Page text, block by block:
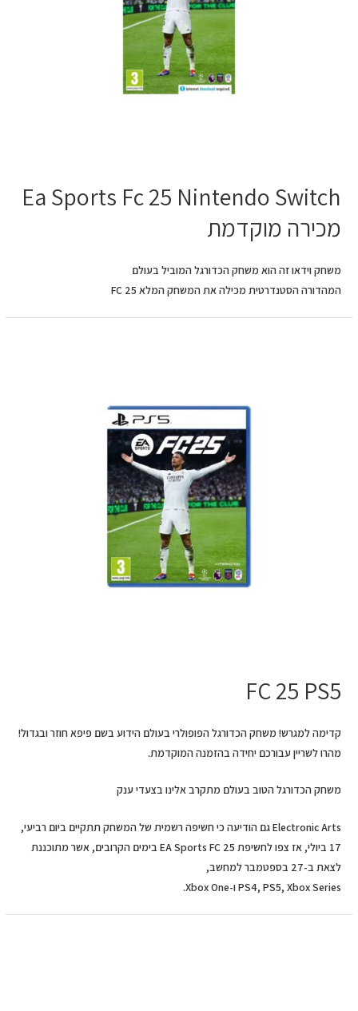
Ea Sports Fc 25 Nintendo Switch
מכירה מוקדמת
משחק וידאו זה הוא משחק הכדורגל המוביל בעולם
המהדורה הסטנדרטית מכילה את המשחק המלא FC 25
FC 25 PS5
קדימה למגרש! משחק הכדורגל הפופולרי בעולם הידוע בשם פיפא חוזר ובגדול!
מהרו לשריין עבורכם יחידה בהזמנה המוקדמת.
משחק הכדורגל הטוב בעולם מתקרב אלינו בצעדי ענק
Electronic Arts גם הודיעה כי חשיפה רשמית של המשחק תתקיים ביום רביעי,
17 ביולי, אז צפו לחשיפת EA Sports FC 25 בימים הקרובים, אשר מתוכננת
לצאת ב-27 בספטמבר למחשב,
PS4, PS5, Xbox Series ו-Xbox One.